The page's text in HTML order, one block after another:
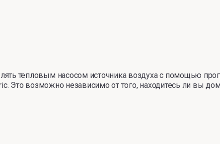
тепловым насосом источника воздуха с помощью
Это возможно независимо от того, находитесь ли вы